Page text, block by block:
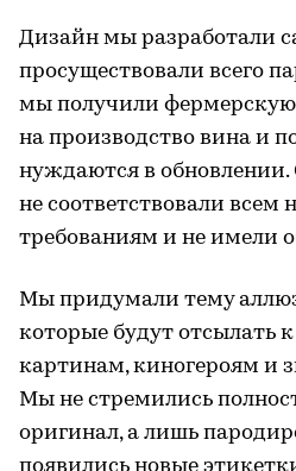
Дизайн мы разработали
просуществовали всего
мы получили
на производство вина и
нуждаются в обновлении.
не соответствовали
требованиям и не имели
Мы придумали тему
которые будут отсылать
картинам, киногероям и
Мы не стремились
оригинал, а лишь